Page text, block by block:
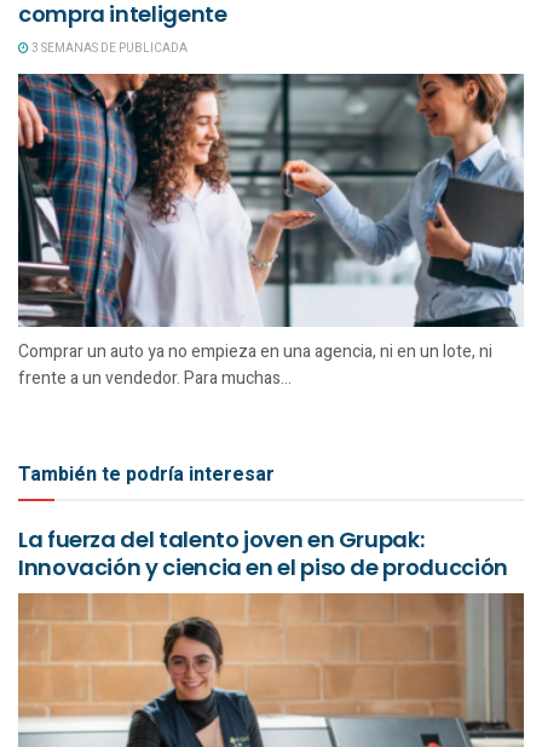
compra inteligente
3 SEMANAS DE PUBLICADA
Comprar un auto ya no empieza en una agencia, ni en un lote, ni
frente a un vendedor. Para muchas...
También te podría interesar
La fuerza del talento joven en Grupak:
Innovación y ciencia en el piso de producción